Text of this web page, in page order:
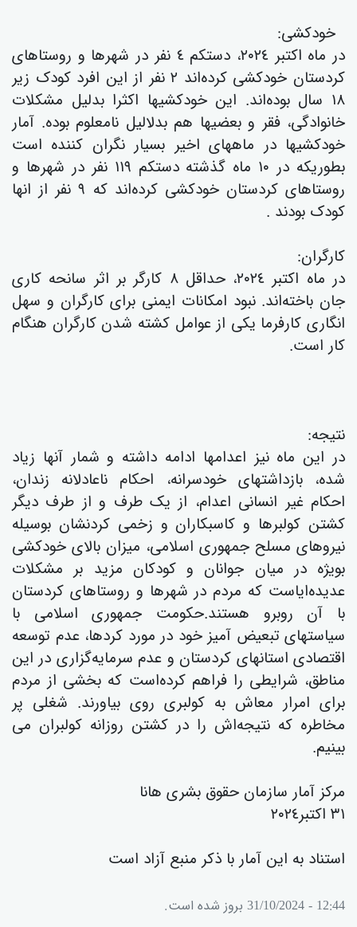
خودکشی:
در ماە اکتبر ٢٠٢٤، دستکم ٤ نفر در شهرها و روستاهای
کردستان خودکشی کردەاند ٢ نفر از این افرد کودک زیر
١٨ سال بودەاند. این خودکشیها اکثرا بدلیل مشکلات
خانوادگی، فقر و بعضیها هم بدلالیل نامعلوم بودە. آمار
خودکشیها در ماههای اخیر بسیار نگران کنندە است
بطوریکە در ١٠ ماە گذشتە دستکم ١١٩ نفر در شهرها و
روستاهای کردستان خودکشی کردەاند کە ٩ نفر از انها
کودک بودند .
کارگران:
در ماە اکتبر ٢٠٢٤، حداقل ٨ کارگر بر اثر سانحە کاری
جان باختەاند. نبود امکانات ایمنی برای کارگران و سهل
انگاری کارفرما یکی از عوامل کشتە شدن کارگران هنگام
کار است.
نتیجە:
در این ماە نیز اعدامها ادامە داشتە و شمار آنها زیاد
شدە، بازداشتهای خودسرانە، احکام ناعادلانە زندان،
احکام غیر انسانی اعدام، از یک طرف و از طرف دیگر
کشتن کولبرها و کاسبکاران و زخمی کردنشان بوسیلە
نیروهای مسلح جمهوری اسلامی، میزان بالای خودکشی
بویژە در میان جوانان و کودکان مزید بر مشکلات
عدیدەایاست کە مردم در شهرها و روستاهای کردستان
با آن روبرو هستند.حکومت جمهوری اسلامی با
سیاستهای تبعیض آمیز خود در مورد کردها، عدم توسعە
اقتصادی استانهای کردستان و عدم سرمایەگزاری در این
مناطق، شرایطی را فراهم کردەاست کە بخشی از مردم
برای امرار معاش بە کولبری روی بیاورند. شغلی پر
مخاطرە کە نتیجەاش را در کشتن روزانە کولبران می
بینیم.
مرکز آمار سازمان حقوق بشری هانا
۳۱ اکتبر٢٠٢٤
استناد بە این آمار با ذکر منبع آزاد است
12:44 - 31/10/2024 بروز شده است.